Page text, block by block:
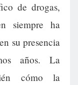
de drogas,
siempre ha
su presencia
años. La
cómo la